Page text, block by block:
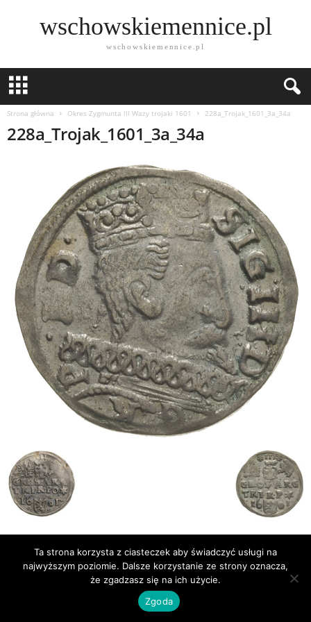
wschowskiemennice.pl
wschowskiemennice.pl
Strona główna Okres Zygmunta lll Wazy trojaki 1601 228a_Trojak_1601_3a_34a
228a_Trojak_1601_3a_34a
Publikacje
Bibliografia
© Newsmag WordPress Theme by TagDiv
Ta strona korzysta z ciasteczek aby świadczyć usługi na
najwyższym poziomie. Dalsze korzystanie ze strony oznacza,
że zgadzasz się na ich użycie.
Zgoda